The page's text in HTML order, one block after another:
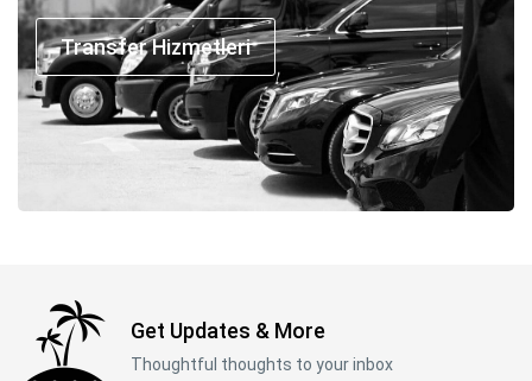
Transfer Hizmetleri
Get Updates & More
Thoughtful thoughts to your inbox